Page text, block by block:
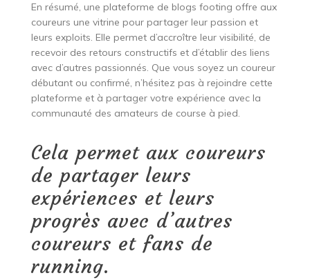
En résumé, une plateforme de blogs footing offre aux
coureurs une vitrine pour partager leur passion et
leurs exploits. Elle permet d’accroître leur visibilité, de
recevoir des retours constructifs et d’établir des liens
avec d’autres passionnés. Que vous soyez un coureur
débutant ou confirmé, n’hésitez pas à rejoindre cette
plateforme et à partager votre expérience avec la
communauté des amateurs de course à pied.
Cela permet aux coureurs
de partager leurs
expériences et leurs
progrès avec d’autres
coureurs et fans de
running.